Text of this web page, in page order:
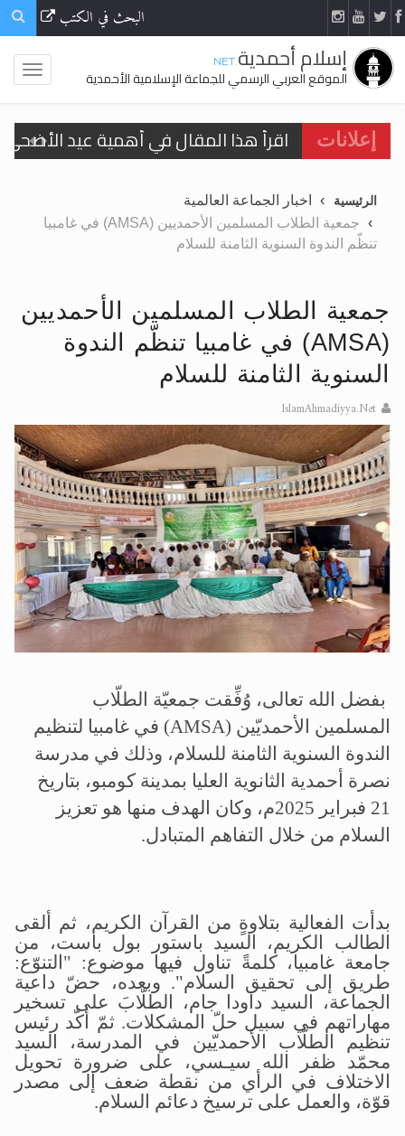
البحث في الكتب
إسلام أحمدية.NET
الموقع العربي الرسمي للجماعة الإسلامية الأحمدية
إعلانات
اقرأ هذا المقال في أهمية عيد
تعميم هامّ لأفراد الجماعة >> المزيد
تعميم هامّ لأفراد الجماعة >> المزيد
اقرأ هذا الكتاب وتعرّف على حقيقة
الحجّ.. دلالات، حِكم، وأهداف >> المزيد
اقرأ هذا المقال في أهمية عيد
الرئيسية
اخبار الجماعة العالمية
جمعية الطلاب المسلمين الأحمديين (AMSA) في غامبيا
تنظّم الندوة السنوية الثامنة للسلام
جمعية الطلاب المسلمين الأحمديين
(AMSA) في غامبيا تنظّم الندوة
السنوية الثامنة للسلام
IslamAhmadiyya.Net
بفضل الله تعالى، وُفِّقت جمعيّة الطلّاب
المسلمين الأحمديّين (AMSA) في غامبيا لتنظيم
الندوة السنوية الثامنة للسلام، وذلك في مدرسة
نصرة أحمدية الثانوية العليا بمدينة كومبو، بتاريخ
21 فبراير 2025م، وكان الهدف منها هو تعزيز
السلام من خلال التفاهم المتبادل.
بدأت الفعالية بتلاوةٍ من القرآن الكريم، ثم ألقى
الطالب الكريم، السيد باستور بول باست، من
جامعة غامبيا، كلمةً تناول فيها موضوع: "التنوّع:
طريق إلى تحقيق السلام." وبعده، حضّ داعية
الجماعة، السيد داودا جام، الطلّابَ على تسخير
مهاراتهم في سبيل حلّ المشكلات. ثمّ أكّد رئيس
تنظيم الطلّاب الأحمديّين في المدرسة، السيد
محمّد ظفر الله سيـسي، على ضرورة تحويل
الاختلاف في الرأي من نقطة ضعف إلى مصدر
قوّة، والعمل على ترسيخ دعائم السلام.